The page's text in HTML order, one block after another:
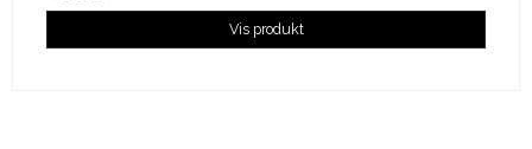
Vis produkt